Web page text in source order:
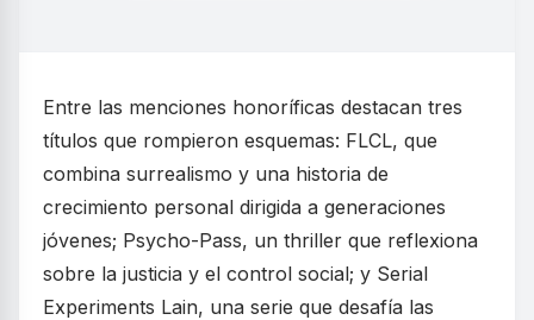
Entre las menciones honoríficas destacan tres
títulos que rompieron esquemas: FLCL, que
combina surrealismo y una historia de
crecimiento personal dirigida a generaciones
jóvenes; Psycho-Pass, un thriller que reflexiona
sobre la justicia y el control social; y Serial
Experiments Lain, una serie que desafía las